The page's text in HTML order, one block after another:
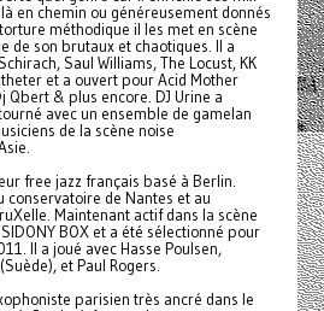
en chemin ou généreusement donnés
méthodique il les met en scène
de son brutaux et chaotiques. Il a
Saul Williams, The Locust, KK
et a ouvert pour Acid Mother
Qbert & plus encore. DJ Urine a
avec un ensemble de gamelan
de la scène noise
free jazz français basé à Berlin.
de Nantes et au
Maintenant actif dans la scène
BOX et a été sélectionné pour
Il a joué avec Hasse Poulsen,
et Paul Rogers.
parisien très ancré dans le